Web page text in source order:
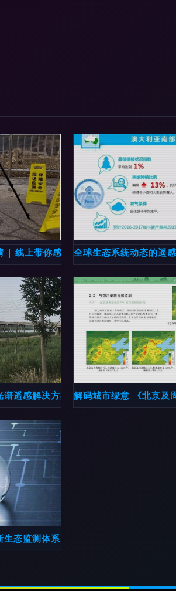
| 线上带你感受白山大气监测前线
全球生态系统动态的遥
遥感解决方案 解码城市绿意 《北京及
态监测体系，赋能高质量发展